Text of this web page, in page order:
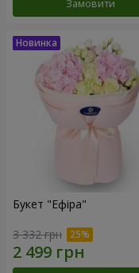
Замовити
Букет "Ефіра"
3 332 грн